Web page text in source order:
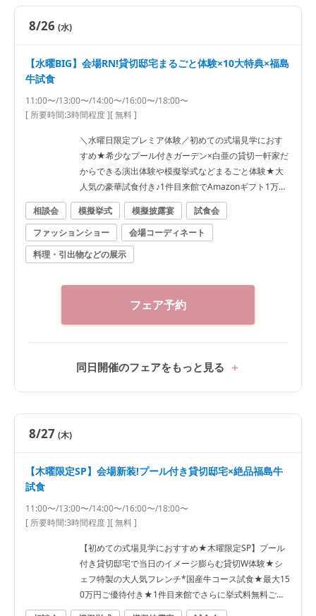
8/26 (水)
【水曜BIG】会場RN!貸切邸宅まるごと体験×10大特典×福島
牛試食
11:00〜/13:00〜/14:00〜/16:00〜/18:00〜
[ 所要時間:3時間程度][ 無料 ]
＼水曜日限定プレミア体験／初めての式場見学におす
すめ★希少なプール付きガーデン×白亜の貸切一軒家だ
からできる演出体験や模擬挙式などまるごと体験★大
人気の豪華試食付き♪1件目来館でAmazonギフト1万円
進呈
相談会 模擬挙式 模擬披露宴
試食会
ファッションショー
会場コーディネート
料理・引出物などの展示
フェア予約
同日開催のフェアをもっと見る
8/27 (木)
【木曜限定SP】会場新装!プール付き貸切邸宅×絶品福島牛
試食
11:00〜/13:00〜/14:00〜/16:00〜/18:00〜
[ 所要時間:3時間程度][ 無料 ]
【初めての式場見学におすすめ★木曜限定SP】プール
付き貸切邸宅で当日のイメージ膨らむ貸切W体験★シ
ェフ特製の大人気フレンチ*国産牛コース試食★最大15
0万円ご優待付き★1件目来館でさらに挙式料無料ご優
待★